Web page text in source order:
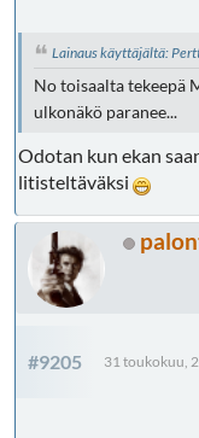
Lainaus käyttäjältä:
No toisaalta tekeepä
ulkonäkö paranee...
Odotan kun ekan
litisteltäväksi
#9205 31 toukokuu,